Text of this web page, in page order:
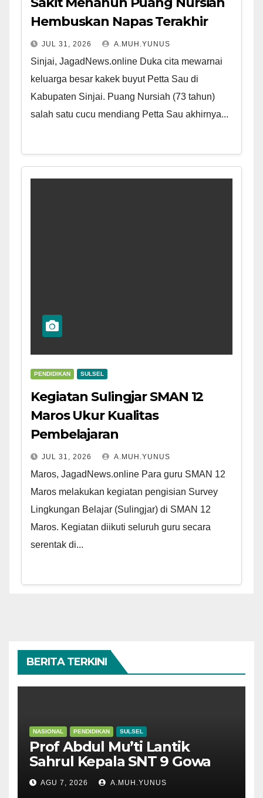
Hembuskan Napas Terakhir
JUL 31, 2026 A.MUH.YUNUS
Sinjai, JagadNews.online Duka cita mewarnai
keluarga besar kakek buyut Petta Sau di
Kabupaten Sinjai. Puang Nursiah (73 tahun)
salah satu cucu mendiang Petta Sau akhirnya...
PENDIDIKAN SULSEL
Kegiatan Sulingjar SMAN 12
Maros Ukur Kualitas
Pembelajaran
JUL 31, 2026 A.MUH.YUNUS
Maros, JagadNews.online Para guru SMAN 12
Maros melakukan kegiatan pengisian Survey
Lingkungan Belajar (Sulingjar) di SMAN 12
Maros. Kegiatan diikuti seluruh guru secara
serentak di...
BERITA TERKINI
NASIONAL PENDIDIKAN SULSEL
Prof Abdul Mu’ti Lantik
Sahrul Kepala SNT 9 Gowa
AGU 7, 2026 A.MUH.YUNUS